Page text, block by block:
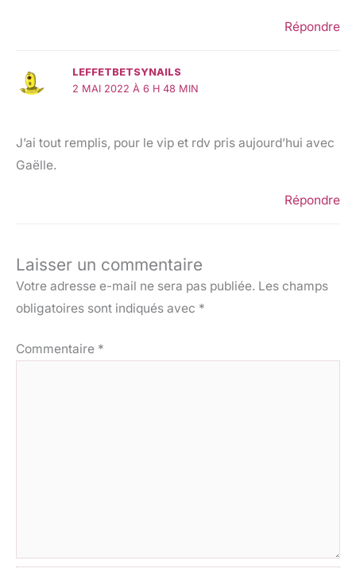
Répondre
LEFFETBETSYNAILS
2 MAI 2022 À 6 H 48 MIN
J’ai tout remplis, pour le vip et rdv pris aujourd’hui avec
Gaëlle.
Répondre
Laisser un commentaire
Votre adresse e-mail ne sera pas publiée. Les champs
obligatoires sont indiqués avec *
Commentaire *